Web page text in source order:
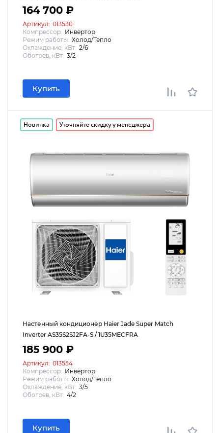
164 700 ₽
Артикул: 013530
Компрессор: Инвертор
Режим работы: Холод/Тепло
Охлаждение, кВт: 2/6
Обогрев, кВт: 3/2
Купить
Новинка Уточняйте скидку у менеджера
Настенный кондиционер Haier Jade Super Match
Inverter AS35S2SJ2FA-S / 1U35MECFRA
185 900 ₽
Артикул: 013554
Компрессор: Инвертор
Режим работы: Холод/Тепло
Охлаждение, кВт: 3/5
Обогрев, кВт: 4/2
Купить